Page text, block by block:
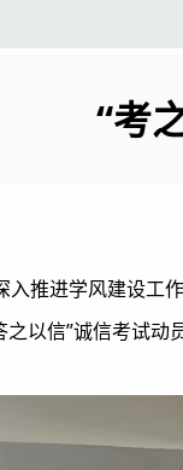
“考
推进学风建设工
之以信”诚信考试